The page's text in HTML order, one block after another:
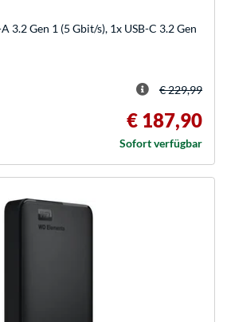
3.2 Gen 1 (5 Gbit/s), 1x USB-C 3.2 Gen
€ 229,99
€ 187,90
Sofort verfügbar